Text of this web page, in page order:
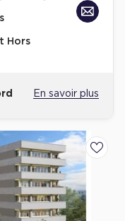
(Lyon)
Hors
En savoir plus